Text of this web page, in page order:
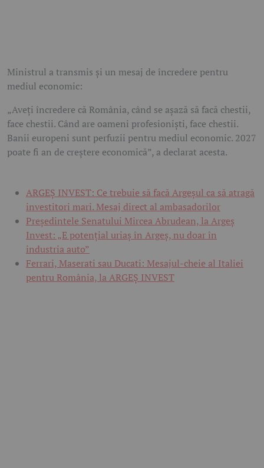
Ministrul a transmis și un mesaj de încredere pentru
mediul economic:
„Aveți încredere că România, când se așază să facă chestii,
face chestii. Când are oameni profesioniști, face chestii.
Banii europeni sunt perfuzii pentru mediul economic. 2027
poate fi an de creștere economică”, a declarat acesta.
ARGEȘ INVEST: Ce trebuie să facă Argeșul ca să atragă
investitori mari. Mesaj direct al ambasadorilor
Președintele Senatului Mircea Abrudean, la Argeș
Invest: „E potențial uriaș în Argeș, nu doar în
industria auto”
Ferrari, Maserati sau Ducati: Mesajul-cheie al Italiei
pentru România, la ARGEȘ INVEST